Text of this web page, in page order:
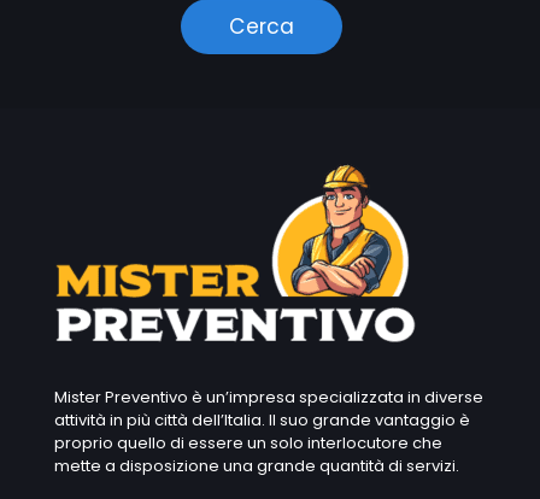
Mister Preventivo è un’impresa specializzata in diverse
attività in più città dell’Italia. Il suo grande vantaggio è
proprio quello di essere un solo interlocutore che
mette a disposizione una grande quantità di servizi.